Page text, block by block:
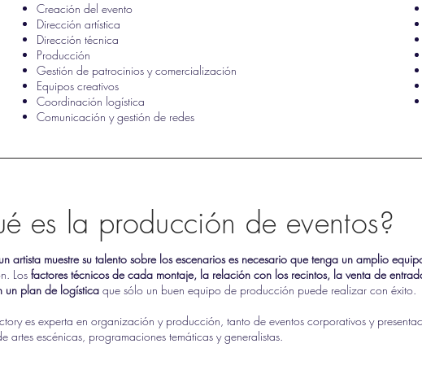
Creación del evento
Dirección artística
Dirección técnica
Producción
Gestión de patrocinios y comercialización
Equipos creativos
Coordinación logística
Comunicación y gestión de redes
es la producción de eventos?
artista muestre su talento sobre los escenarios es necesario que tenga un amplio
Los factores técnicos de cada montaje, la relación con los recintos, la venta de
un plan de logística que sólo un buen equipo de producción puede realizar con éxito.
es experta en organización y producción, tanto de eventos corporativos y
artes escénicas, programaciones temáticas y generalistas.